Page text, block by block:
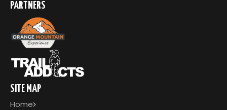
PARTNERS
SITE MAP
Home